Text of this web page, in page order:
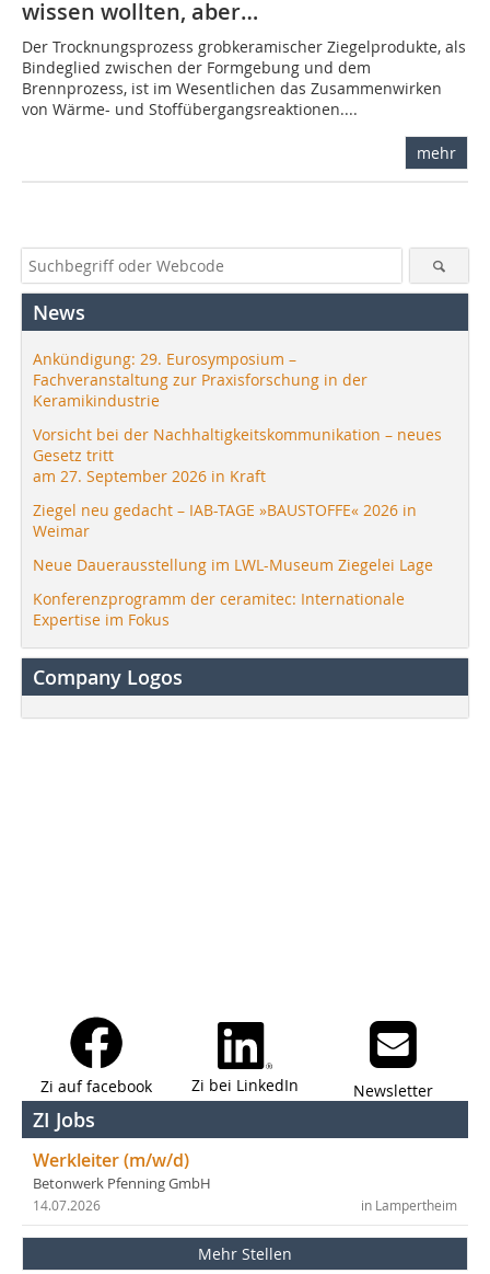
wissen wollten, aber…
Der Trocknungsprozess grobkeramischer Ziegelprodukte, als
Bindeglied zwischen der Formgebung und dem
Brennprozess, ist im Wesentlichen das Zusammenwirken
von Wärme- und Stoffübergangsreaktionen....
mehr
News
Ankündigung: 29. Eurosymposium –
Fachveranstaltung zur Praxisforschung in der
Keramikindustrie
Vorsicht bei der Nachhaltigkeitskommunikation – neues
Gesetz tritt
am 27. September 2026 in Kraft
Ziegel neu gedacht – IAB-TAGE »BAUSTOFFE« 2026 in
Weimar
Neue Dauerausstellung im LWL-Museum Ziegelei Lage
Konferenzprogramm der ceramitec: Internationale
Expertise im Fokus
Company Logos
Zi auf facebook Zi bei LinkedIn Newsletter
ZI Jobs
Werkleiter (m/w/d)
Betonwerk Pfenning GmbH
in Lampertheim
14.07.2026
Mehr Stellen